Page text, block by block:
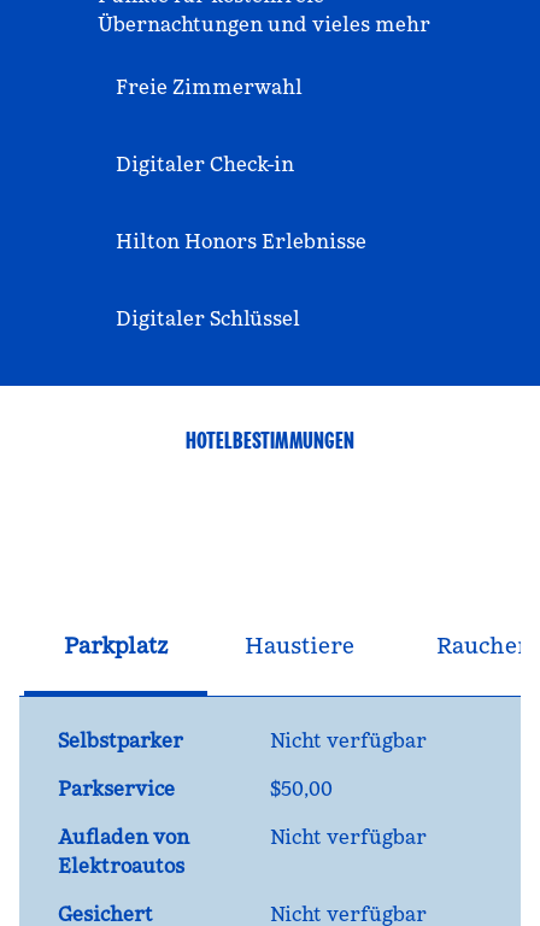
Übernachtungen und vieles mehr
Freie Zimmerwahl
Digitaler Check-in
Hilton Honors Erlebnisse
Digitaler Schlüssel
HOTELBESTIMMUNGEN
Parkplatz Haustiere Raucher
Selbstparker
Nicht verfügbar
Parkservice
$50,00
Aufladen von
Elektroautos
Nicht verfügbar
Gesichert
Nicht verfügbar